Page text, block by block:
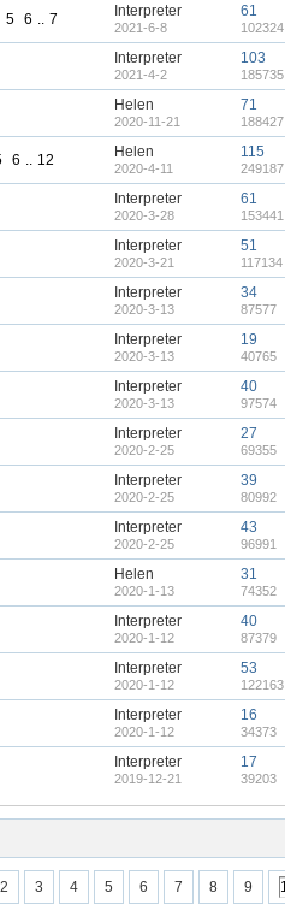
5 6 .. 7 Interpreter
2021-6-8
61
102324
Interpreter
2021-4-2
103
185735
Helen
2020-11-21
71
188427
6 .. 12 Helen
2020-4-11
115
249187
Interpreter
2020-3-28
61
153441
Interpreter
2020-3-21
51
117134
Interpreter
2020-3-13
34
87577
Interpreter
2020-3-13
19
40765
Interpreter
2020-3-13
40
97574
Interpreter
2020-2-25
27
69355
Interpreter
2020-2-25
39
80992
Interpreter
2020-2-25
43
96991
Helen
2020-1-13
31
74352
Interpreter
2020-1-12
40
87379
Interpreter
2020-1-12
53
122163
Interpreter
2020-1-12
16
34373
Interpreter
2019-12-21
17
39203
2 3 4 5 6 7 8 9